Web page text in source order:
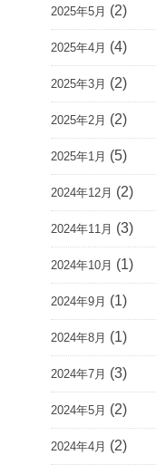
2025年5月 (2)
2025年4月 (4)
2025年3月 (2)
2025年2月 (2)
2025年1月 (5)
2024年12月 (2)
2024年11月 (3)
2024年10月 (1)
2024年9月 (1)
2024年8月 (1)
2024年7月 (3)
2024年5月 (2)
2024年4月 (2)